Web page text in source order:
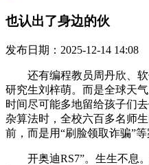
也认出了身边的伙
发布日期：2025-12-14 14:08
还有编程教员周丹欣、软
研究生刘梓萌。而是全球天
时间尽可能多地留给孩子们
杂算法时，全校六百多名师
前，而是用“刷脸领取诈骗”
开奥迪RS7”。生生不息。